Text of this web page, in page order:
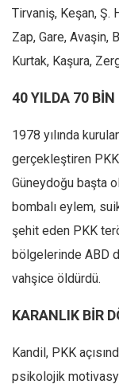
Tirvaniş, Keşan, Ş.
Zap, Gare, Avaşin,
Kurtak, Kaşura,
40 YILDA 70
1978 yılında
gerçekleştiren
Güneydoğu başta
bombalı eylem,
şehit eden PKK
bölgelerinde ABD
vahşice öldürdü.
KARANLIK BİR
Kandil, PKK
psikolojik